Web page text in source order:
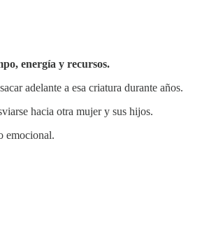
energía y recursos.
adelante a esa criatura durante años.
hacia otra mujer y sus hijos.
emocional.